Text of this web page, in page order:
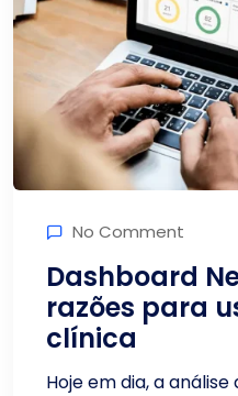
No Comment
Dashboard
razões para
clínica
Hoje em dia, a